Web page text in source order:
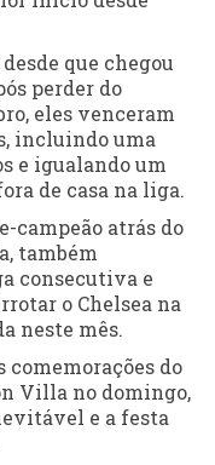
que chegou
perder do
eles venceram
incluindo uma
e igualando um
de casa na liga.
campeão atrás do
também
consecutiva e
o Chelsea na
neste mês.
comemorações do
Villa no domingo,
e a festa